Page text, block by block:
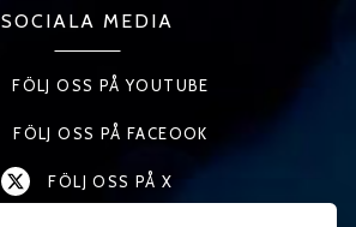
SOCIALA MEDIA
FÖLJ OSS PÅ YOUTUBE
FÖLJ OSS PÅ FACEOOK
FÖLJ OSS PÅ X